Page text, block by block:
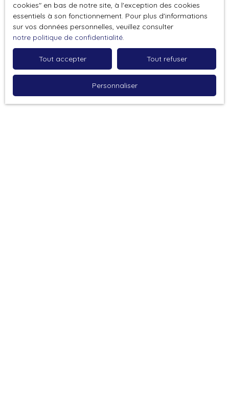
après le compromis. Passé ces 7 jours, seules les
conditions suspensives inscrites préalablement
dans le compromis de vente peuvent annuler celle-
ci.
cookies″ en bas de notre site, à l'exception des cookies
essentiels à son fonctionnement. Pour plus d'informations
sur vos données personnelles, veuillez consulter
notre politique de confidentialité.
Tout accepter Tout refuser
Personnaliser